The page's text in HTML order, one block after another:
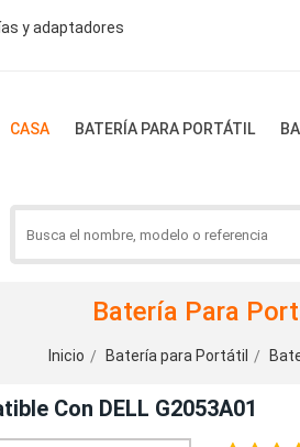
y adaptadores
CASA BATERÍA PARA PORTÁTIL
Batería Para
Inicio Batería para Portátil
Con DELL G2053A01